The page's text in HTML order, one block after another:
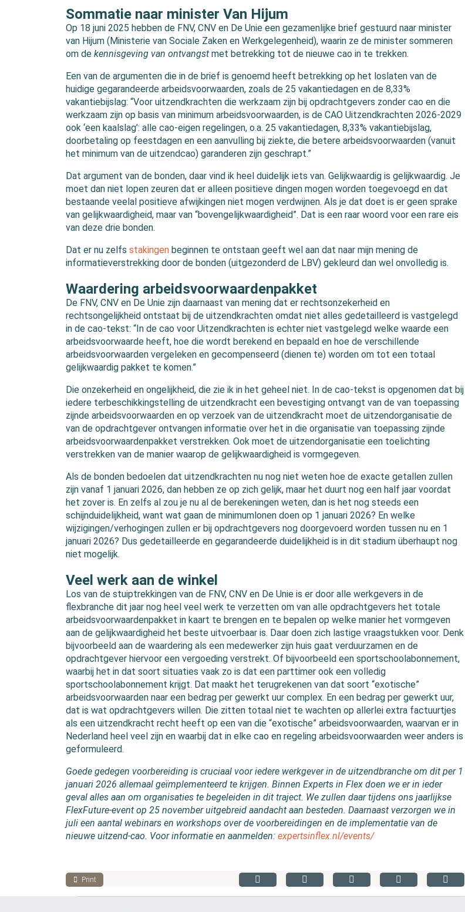
Sommatie naar minister Van Hijum
Op 18 juni 2025 hebben de FNV, CNV en De Unie een gezamenlijke brief gestuurd naar minister
van Hijum (Ministerie van Sociale Zaken en Werkgelegenheid), waarin ze de minister sommeren
om de kennisgeving van ontvangst met betrekking tot de nieuwe cao in te trekken.
Een van de argumenten die in de brief is genoemd heeft betrekking op het loslaten van de
huidige gegarandeerde arbeidsvoorwaarden, zoals de 25 vakantiedagen en de 8,33%
vakantiebijslag: “Voor uitzendkrachten die werkzaam zijn bij opdrachtgevers zonder cao en die
werkzaam zijn op basis van minimum arbeidsvoorwaarden, is de CAO Uitzendkrachten 2026-2029
ook ‘een kaalslag’: alle cao-eigen regelingen, o.a. 25 vakantiedagen, 8,33% vakantiebijslag,
doorbetaling op feestdagen en een aanvulling bij ziekte, die betere arbeidsvoorwaarden (vanuit
het minimum van de uitzendcao) garanderen zijn geschrapt.”
Dat argument van de bonden, daar vind ik heel duidelijk iets van. Gelijkwaardig is gelijkwaardig. Je
moet dan niet lopen zeuren dat er alleen positieve dingen mogen worden toegevoegd en dat
bestaande veelal positieve afwijkingen niet mogen verdwijnen. Als je dat doet is er geen sprake
van gelijkwaardigheid, maar van “bovengelijkwaardigheid”. Dat is een raar woord voor een rare eis
van deze drie bonden.
Dat er nu zelfs stakingen beginnen te ontstaan geeft wel aan dat naar mijn mening de
informatieverstrekking door de bonden (uitgezonderd de LBV) gekleurd dan wel onvolledig is.
Waardering arbeidsvoorwaardenpakket
De FNV, CNV en De Unie zijn daarnaast van mening dat er rechtsonzekerheid en
rechtsongelijkheid ontstaat bij de uitzendkrachten omdat niet alles gedetailleerd is vastgelegd
in de cao-tekst: “In de cao voor Uitzendkrachten is echter niet vastgelegd welke waarde een
arbeidsvoorwaarde heeft, hoe die wordt berekend en bepaald en hoe de verschillende
arbeidsvoorwaarden vergeleken en gecompenseerd (dienen te) worden om tot een totaal
gelijkwaardig pakket te komen.”
Die onzekerheid en ongelijkheid, die zie ik in het geheel niet. In de cao-tekst is opgenomen dat bij
iedere terbeschikkingstelling de uitzendkracht een bevestiging ontvangt van de van toepassing
zijnde arbeidsvoorwaarden en op verzoek van de uitzendkracht moet de uitzendorganisatie de
van de opdrachtgever ontvangen informatie over het in die organisatie van toepassing zijnde
arbeidsvoorwaardenpakket verstrekken. Ook moet de uitzendorganisatie een toelichting
verstrekken van de manier waarop de gelijkwaardigheid is vormgegeven.
Als de bonden bedoelen dat uitzendkrachten nu nog niet weten hoe de exacte getallen zullen
zijn vanaf 1 januari 2026, dan hebben ze op zich gelijk, maar het duurt nog een half jaar voordat
het zover is. En zelfs al zou je nu al de berekeningen weten, dan is het nog steeds een
schijnduidelijkheid, want wat gaan de minimumlonen doen op 1 januari 2026? En welke
wijzigingen/verhogingen zullen er bij opdrachtgevers nog doorgevoerd worden tussen nu en 1
januari 2026? Dus gedetailleerde en gegarandeerde duidelijkheid is in dit stadium überhaupt nog
niet mogelijk.
Veel werk aan de winkel
Los van de stuiptrekkingen van de FNV, CNV en De Unie is er door alle werkgevers in de
flexbranche dit jaar nog heel veel werk te verzetten om van alle opdrachtgevers het totale
arbeidsvoorwaardenpakket in kaart te brengen en te bepalen op welke manier het vormgeven
aan de gelijkwaardigheid het beste uitvoerbaar is. Daar doen zich lastige vraagstukken voor. Denk
bijvoorbeeld aan de waardering als een medewerker zijn huis gaat verduurzamen en de
opdrachtgever hiervoor een vergoeding verstrekt. Of bijvoorbeeld een sportschoolabonnement,
waarbij het in dat soort situaties vaak zo is dat een parttimer ook een volledig
sportschoolabonnement krijgt. Dat maakt het terugrekenen van dat soort “exotische”
arbeidsvoorwaarden naar een bedrag per gewerkt uur complex. En een bedrag per gewerkt uur,
dat is wat opdrachtgevers willen. Die zitten totaal niet te wachten op allerlei extra factuurtjes
als een uitzendkracht recht heeft op een van die “exotische” arbeidsvoorwaarden, waarvan er in
Nederland heel veel zijn en waarbij dat in elke cao en regeling arbeidsvoorwaarden weer anders is
geformuleerd.
Goede gedegen voorbereiding is cruciaal voor iedere werkgever in de uitzendbranche om dit per 1
januari 2026 allemaal geïmplementeerd te krijgen. Binnen Experts in Flex doen we er in ieder
geval alles aan om organisaties te begeleiden in dit traject. We zullen daar tijdens ons jaarlijkse
FlexFuture-event op 25 november uitgebreid aandacht aan besteden. Daarnaast verzorgen we in
juli een aantal webinars en workshops over de voorbereidingen en de implementatie van de
nieuwe uitzend-cao. Voor informatie en aanmelden: expertsinflex.nl/events/
Print